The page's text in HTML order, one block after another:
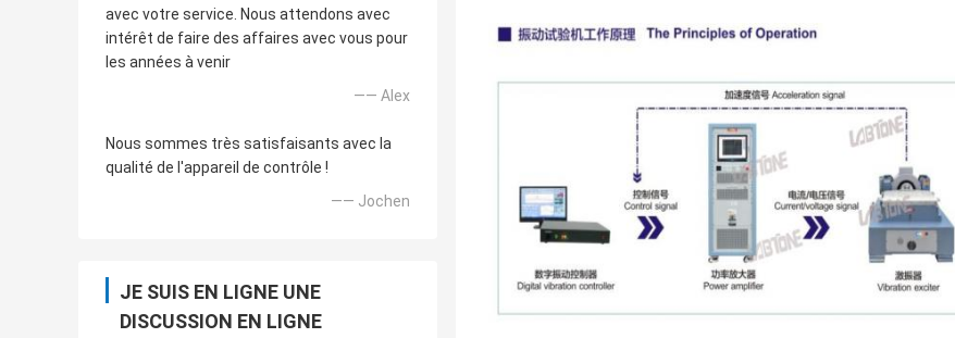
avec votre service. Nous attendons avec
intérêt de faire des affaires avec vous pour
les années à venir
—— Alex
Nous sommes très satisfaisants avec la
qualité de l'appareil de contrôle !
—— Jochen
JE SUIS EN LIGNE UNE
DISCUSSION EN LIGNE